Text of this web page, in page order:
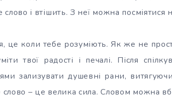
слово і втішить. З неї можна посміятися
це коли тебе розуміють. Як же не
твої радості і печалі. Після
зализувати душевні рани,
– це велика сила. Словом можна